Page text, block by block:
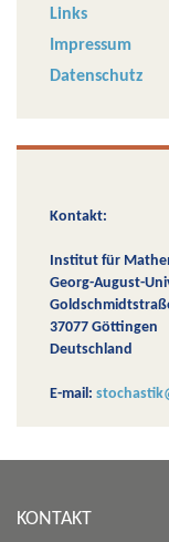
Links
Impressum
Datenschutz
Kontakt:
Institut für
Georg-August-
37077 Göttingen
Deutschland
E-mail:
KONTAKT